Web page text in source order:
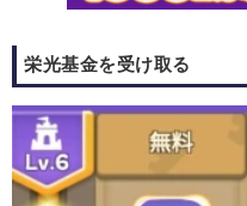
栄光基金を受け取る